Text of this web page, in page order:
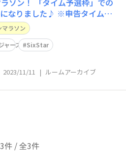
ソン！ 「タイム予選枠」での
なりました♪ ※申告タイムは
ット4時間9分台。 今回は
たくて、今年のベルリンマラソ
まで頑張ってきたので、念願が
マラソン
ャーズ
SixStar
2023/11/11 | ルームアーカイブ
件 / 全3件